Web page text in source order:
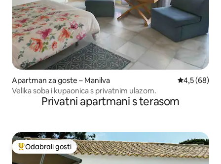
Apartman za goste – Manilva Prosječna
4,5 (68)
Velika soba i kupaonica s privatnim ulazom.
Privatni apartmani s terasom
Među najviše rangiranima s oznakom „Odabrali gosti”
Odabrali gosti